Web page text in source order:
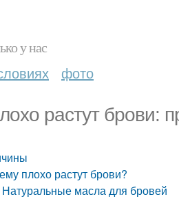
у нас
фото
растут брови:
плохо растут брови?
масла для бровей